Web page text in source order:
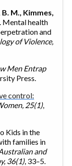
M., Kimmes,
Mental health
and
of Violence,
Men Entrap
Press.
control:
25(1),
Kids in the
families in
and
36(1), 33–5.